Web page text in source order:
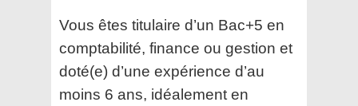
Vous êtes titulaire d’un Bac+5 en
comptabilité, finance ou gestion et
doté(e) d’une expérience d’au
moins 6 ans, idéalement en